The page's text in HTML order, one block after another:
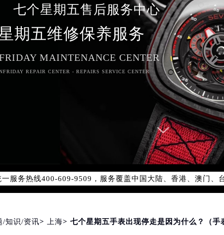
七个星期五售后服务中心
期五维修保养服务
MAINTENANCE CENTER
REPAIR CENTER - REPAIRS SERVICE CENTER
全国官方售后客户服务热线：400-609-9509
一服务热线400-609-9509，服务覆盖中国大陆、香港、澳门、
后服务中心最新网点地址：
街甲6号华熙国际中心写字楼D座11层1102室（北京总部）（
号天津国际金融中心写字楼26层2603室（需提前预约）
/知识/资讯> 上海> 七个星期五手表出现停走是因为什么？（手